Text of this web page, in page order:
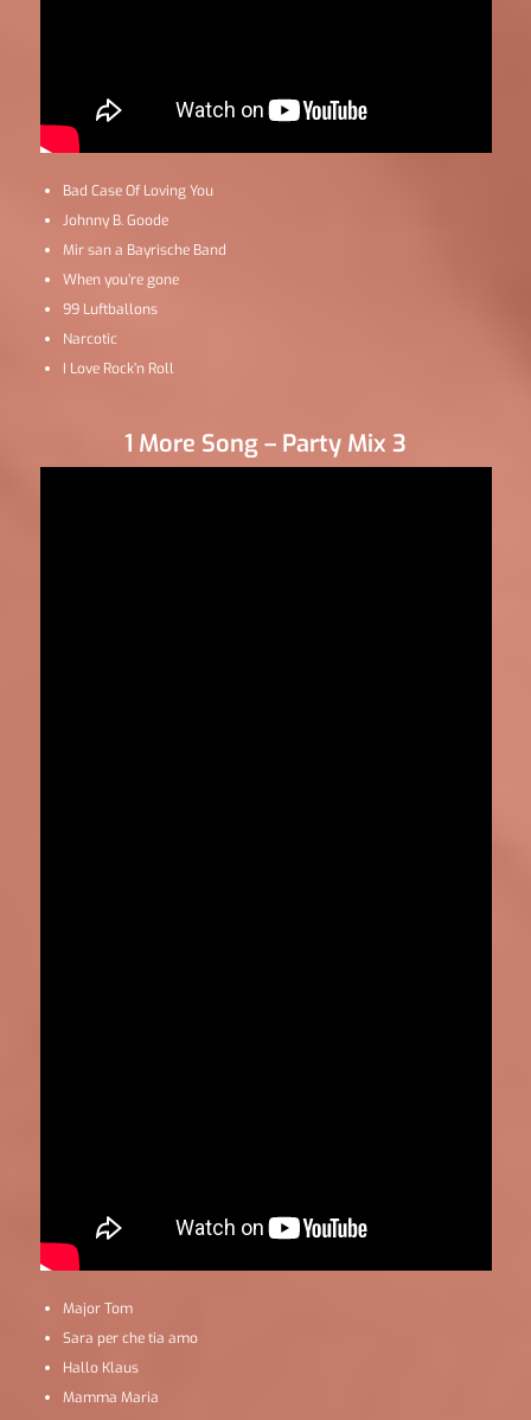
Bad Case Of Loving You
Johnny B. Goode
Mir san a Bayrische Band
When you’re gone
99 Luftballons
Narcotic
I Love Rock’n Roll
1 More Song – Party Mix 3
Major Tom
Sara per che tia amo
Hallo Klaus
Mamma Maria